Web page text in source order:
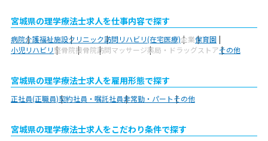
宮城県の理学療法士求人を仕事内容で探す
病院介護福祉施設クリニック訪問リハビリ(在宅医療)企業保育園
小児リハビリ整骨院接骨院訪問マッサージ薬局・ドラッグストアその他
宮城県の理学療法士求人を雇用形態で探す
正社員(正職員)契約社員・嘱託社員非常勤・パートその他
宮城県の理学療法士求人をこだわり条件で探す